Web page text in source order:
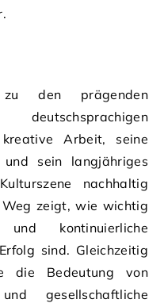
den prägenden
Arbeit, seine
und sein langjähriges
nachhaltig
Weg zeigt, wie wichtig
und kontinuierliche
sind. Gleichzeitig
die Bedeutung von
gesellschaftliche